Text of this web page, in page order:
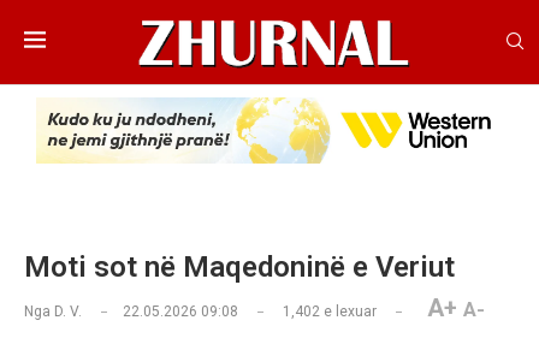
Moti sot në Maqedoninë e Veriut
Nga D. V. 22.05.2026 09:08 1,402 e lexuar A+ A-